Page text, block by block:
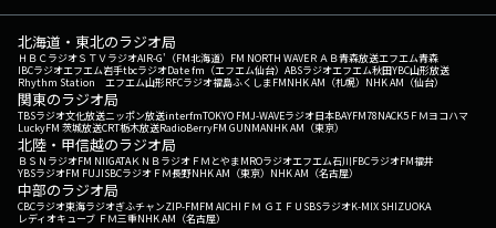
北海道・東北のラジオ局
ＨＢＣラジオＳＴＶラジオAIR-G'（FM北海道） FM NORTH WAVEＲＡＢ青森放送エフエム青森
IBCラジオエフエム岩手tbcラジオDate fm（エフエム仙台） ABSラジオエフエム秋田YBC山形放送
Rhythm Station エフエム山形RFCラジオ福島ふくしまFMNHK AM（札幌） NHK AM（仙台）
関東のラジオ局
TBSラジオ文化放送ニッポン放送interfmTOKYO FMJ-WAVEラジオ日本BAYFM78NACK5 ＦＭヨコハマ
LuckyFM 茨城放送CRT栃木放送RadioBerryFM GUNMANHK AM（東京）
北陸・甲信越のラジオ局
ＢＳＮラジオFM NIIGATAＫＮＢラジオ ＦＭとやまMROラジオエフエム石川FBCラジオFM福井
YBSラジオFM FUJISBCラジオ ＦＭ長野NHK AM（東京） NHK AM（名古屋）
中部のラジオ局
CBCラジオ東海ラジオぎふチャンZIP-FMFM AICHI ＦＭ ＧＩＦＵ SBSラジオK-MIX SHIZUOKA
レディオキューブ ＦＭ三重NHK AM（名古屋）